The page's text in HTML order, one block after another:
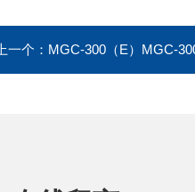
上一个： MGC-300（E）MGC-300，